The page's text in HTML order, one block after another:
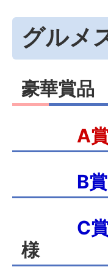
グルメ
豪華賞品
A賞 日
B
C
様